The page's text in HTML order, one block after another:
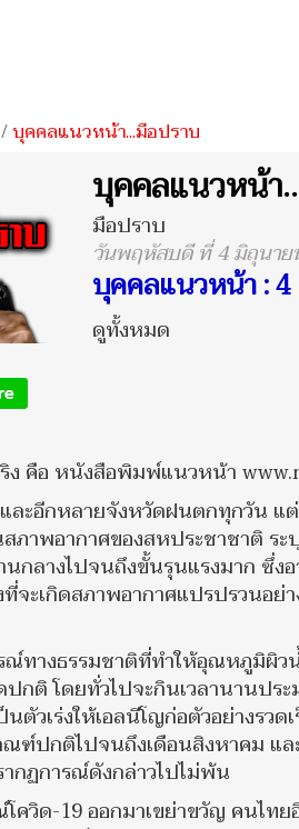
/บุคคลแนวหน้า...มือปราบ
บุคคลแนวหน้า
มือปราบ
วันพฤหัสบดี ที่ 4 มิถุนาย
บุคคลแนวหน้า :
ดูทั้งหมด
ริง คือ หนังสือพิมพ์แนวหน้า
ละอีกหลายจังหวัดฝนตกทุกวัน แ
าพอากาศของสหประชาชาติ ระ
กลางไปจนถึงขั้นรุนแรงมาก ซึ่
จะเกิดสภาพอากาศแปรปรวนอย่
ณ์ทางธรรมชาติที่ทำให้อุณหภูมิผิ
กติ โดยทั่วไปจะกินเวลานานปร
ตัวเร่งให้เอลนีโญก่อตัวอย่างรว
ฑ์ปกติไปจนถึงเดือนสิงหาคม แล
กฏการณ์ดังกล่าวไปไม่พ้น
ควิด-19 ออกมาเขย่าขวัญ คนไท